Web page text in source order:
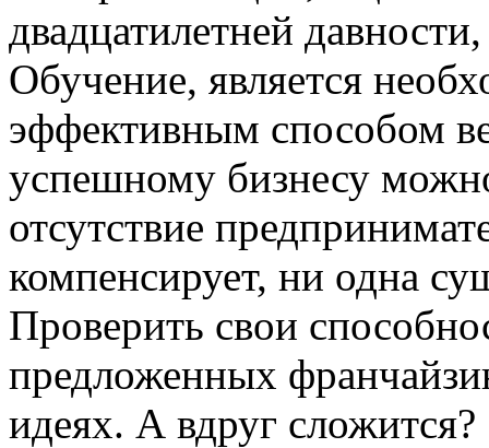
двадцатилетней
Обучение, является
эффективным способом
успешному бизнесу
отсутствие
компенсирует, ни одна
Проверить свои
предложенных
идеях. А вдруг сложится?